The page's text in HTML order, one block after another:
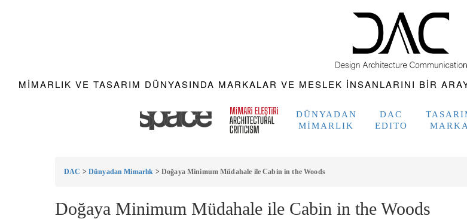
MIMARLIK VE TASARIM DÜNYASINDA MARKALAR VE MESLEK INSANLARINI BIR
DÜNYADAN
MIMARLIK
DAC
EDITO
MARKA
DAC > Dünyadan Mimarlık > Doğaya Minimum Müdahale ile Cabin in the Woods
Doğaya Minimum Müdahale ile Cabin in the Woods